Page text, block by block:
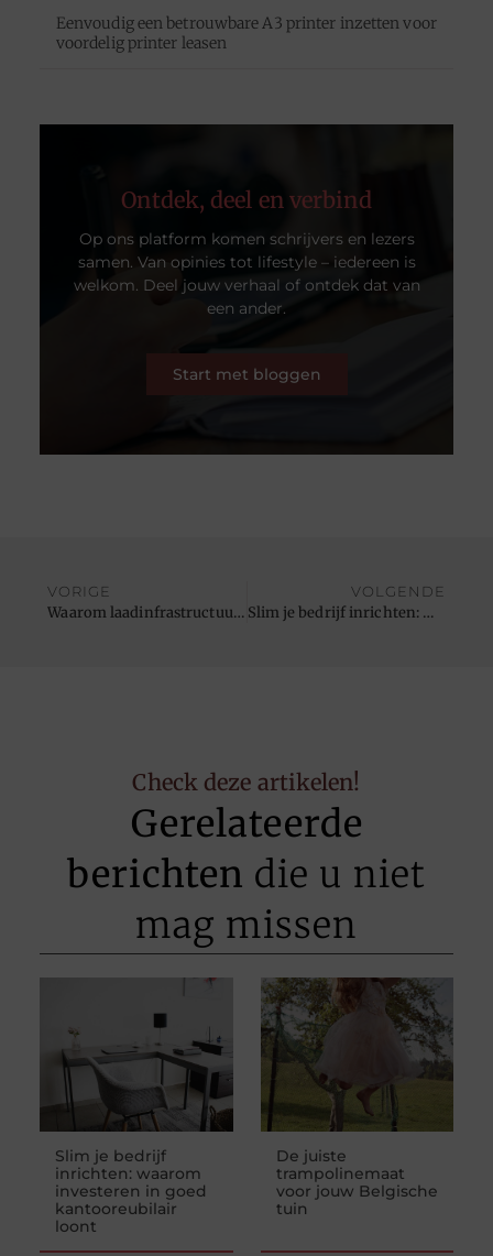
Eenvoudig een betrouwbare A3 printer inzetten voor
voordelig printer leasen
Ontdek, deel en verbind
Op ons platform komen schrijvers en lezers
samen. Van opinies tot lifestyle – iedereen is
welkom. Deel jouw verhaal of ontdek dat van
een ander.
Start met bloggen
VORIGE
Waarom laadinfrastructuur de echte sleutel is tot de doorbraak van elektrisch rijden
VOLGENDE
Slim je bedrijf inrichten: waarom investeren in goed kantooreubilair loont
Check deze artikelen!
Gerelateerde
berichten die u niet
mag missen
Slim je bedrijf
inrichten: waarom
investeren in goed
kantooreubilair
loont
De juiste
trampolinemaat
voor jouw Belgische
tuin